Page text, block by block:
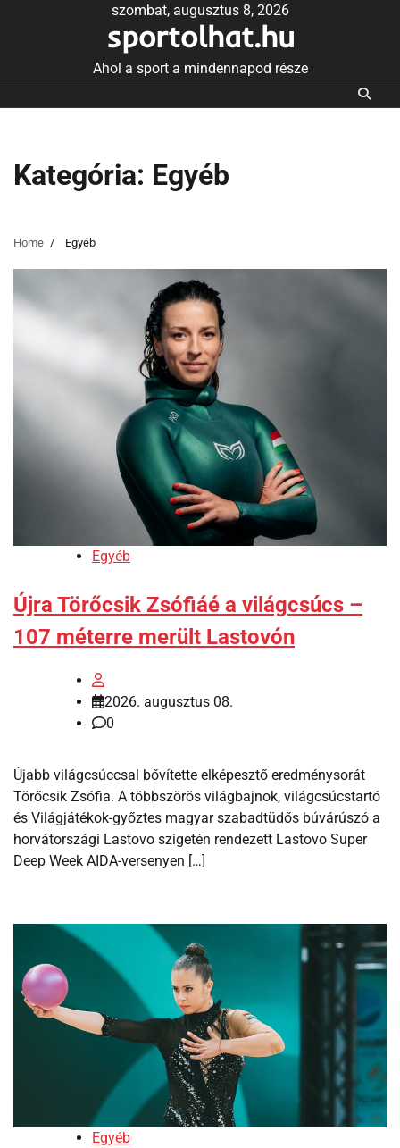
szombat, augusztus 8, 2026
sportolhat.hu
Ahol a sport a mindennapod része
Kategória: Egyéb
Home Egyéb
Egyéb
Újra Törőcsik Zsófiáé a világcsúcs –
107 méterre merült Lastovón
2026. augusztus 08.
0
Újabb világcsúccsal bővítette elképesztő eredménysorát
Törőcsik Zsófia. A többszörös világbajnok, világcsúcstartó
és Világjátékok-győztes magyar szabadtüdős búvárúszó a
horvátországi Lastovo szigetén rendezett Lastovo Super
Deep Week AIDA-versenyen […]
Egyéb